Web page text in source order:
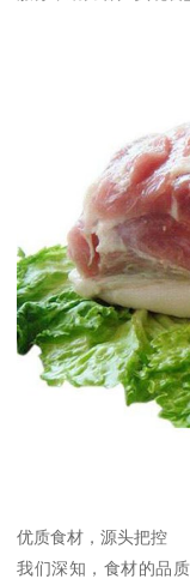
优质食材，源头把控
我们深知，食材的品